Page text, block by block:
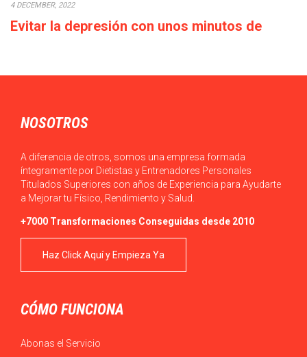
4 DECEMBER, 2022
Evitar la depresión con unos minutos de
NOSOTROS
A diferencia de otros, somos una empresa formada
íntegramente por Dietistas y Entrenadores Personales
Titulados Superiores con años de Experiencia para Ayudarte
a Mejorar tu Físico, Rendimiento y Salud.
+7000 Transformaciones Conseguidas desde 2010
Haz Click Aquí y Empieza Ya
CÓMO FUNCIONA
Abonas el Servicio